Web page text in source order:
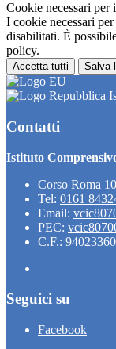
Cookie necessari per
I cookie necessari
disabilitati. È
policy.
Accetta tutti Salva
Contatti
Istituto
Corso Roma
Tel: 0161
Email:
PEC:
C.F.:
Seguici su
Facebook